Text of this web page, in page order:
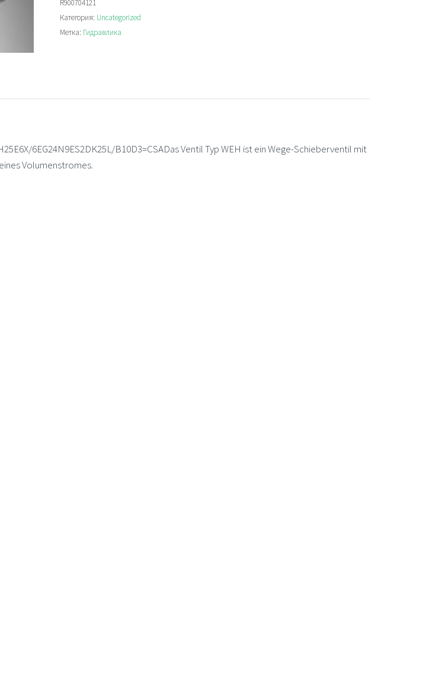
Directional
valve
R900704121
Категория: Uncategorized
Метка: Гидравлика
6EG24N9ES2DK25L/B10D3=CSADas Ventil Typ WEH ist ein Wege-Schieberventil mit
Volumenstromes.